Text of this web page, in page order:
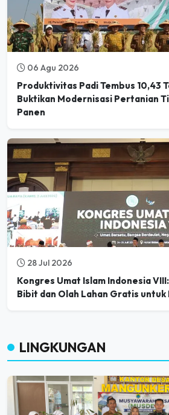
06 Agu 2026
Produktivitas Padi Tembus 10,43
Buktikan Modernisasi Pertanian
Panen
28 Jul 2026
Kongres Umat Islam Indonesia
Bibit dan Olah Lahan Gratis
LINGKUNGAN